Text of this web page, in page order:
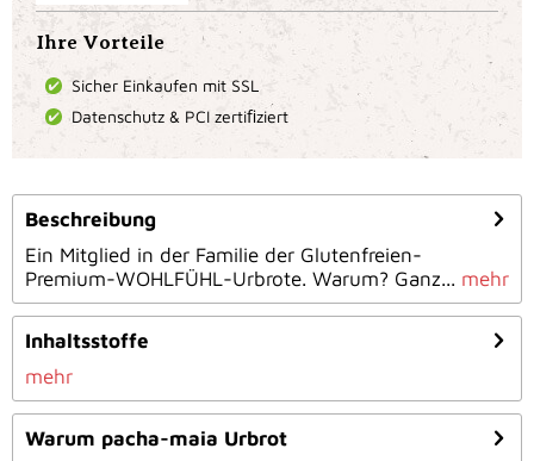
Ihre Vorteile
Sicher Einkaufen mit SSL
Datenschutz & PCI zertiﬁziert
Beschreibung
Ein Mitglied in der Familie der Glutenfreien-
Premium-WOHLFÜHL-Urbrote. Warum? Ganz... mehr
Inhaltsstoffe
mehr
Warum pacha-maia Urbrot